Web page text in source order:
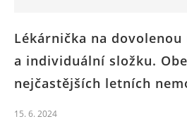
Lékárnička na
a individuální složku.
nejčastějších letních
15. 6. 2024